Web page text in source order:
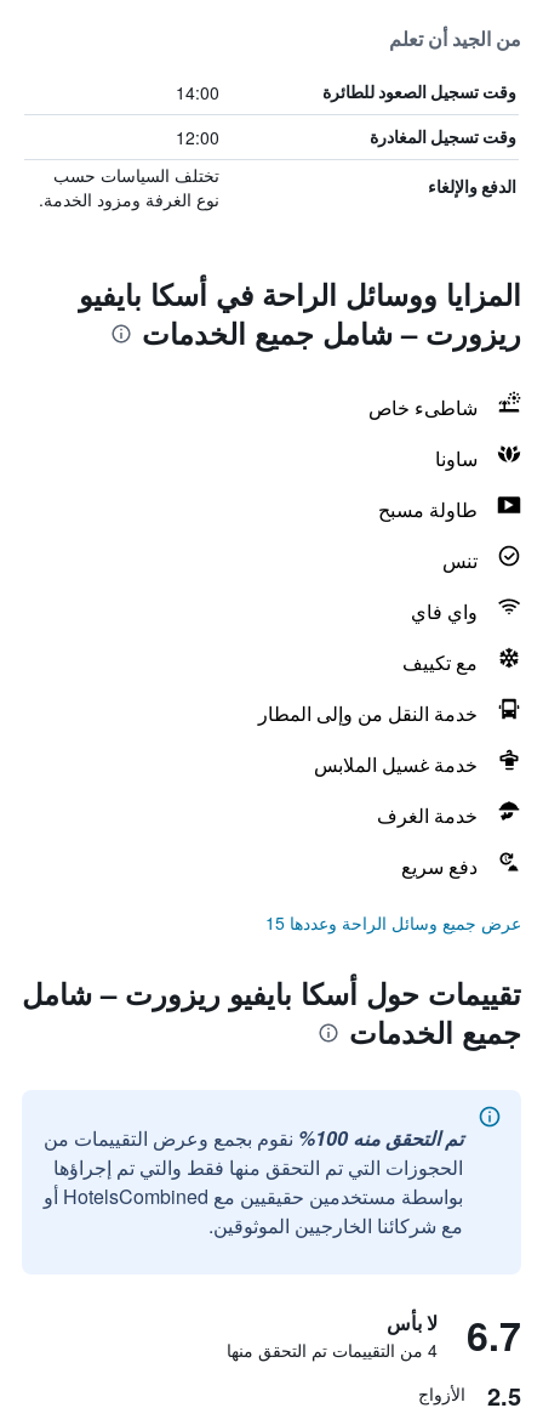
من الجيد أن تعلم
وقت تسجيل الصعود للطائرة 14:00
وقت تسجيل المغادرة 12:00
الدفع والإلغاء
تختلف السياسات حسب
نوع الغرفة ومزود الخدمة.
المزايا ووسائل الراحة في أسكا بايفيو
ريزورت – شامل جميع الخدمات
شاطىء خاص
ساونا
طاولة مسبح
تنس
واي فاي
مع تكييف
خدمة النقل من وإلى المطار
خدمة غسيل الملابس
خدمة الغرف
دفع سريع
عرض جميع وسائل الراحة وعددها 15
تقييمات حول أسكا بايفيو ريزورت – شامل
جميع الخدمات
تم التحقق منه 100%
نقوم بجمع وعرض التقييمات من
الحجوزات التي تم التحقق منها فقط والتي تم إجراؤها
بواسطة مستخدمين حقيقيين مع HotelsCombined أو
مع شركائنا الخارجيين الموثوقين.
6.7 لا بأس
4 من التقييمات تم التحقق منها
2.5 الأزواج